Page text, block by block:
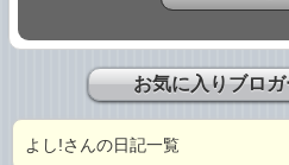
お気に入りブロ
よし!さんの日記一覧